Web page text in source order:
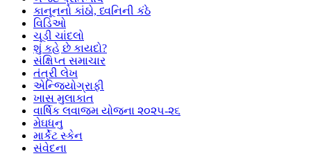
કાનૂનનો કાંઠો, ધ્વનિની કંઠે
વિડિઓ
ચૂડી ચાંદલો
શું કહે છે કાયદો?
સંક્ષિપ્ત સમાચાર
તંત્રી લેખ
એન્જિયોગ્રાફી
ખાસ મુલાકાત
વાર્ષિક લવાજમ યોજના ૨૦૨૫-૨૬
મેઘધનુ
માર્કેટ સ્કેન
સંવેદના